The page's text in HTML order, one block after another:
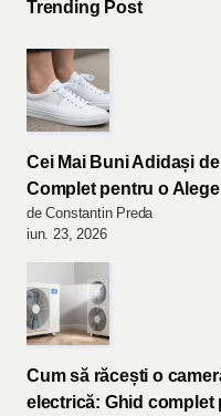
Trending Post
Cei Mai Buni Adidași
Complet pentru o
de Constantin Preda
iun. 23, 2026
Cum să răcești o
electrică: Ghid complet